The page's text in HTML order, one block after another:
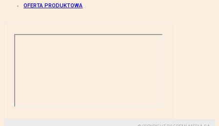
OFERTA PRODUKTOWA